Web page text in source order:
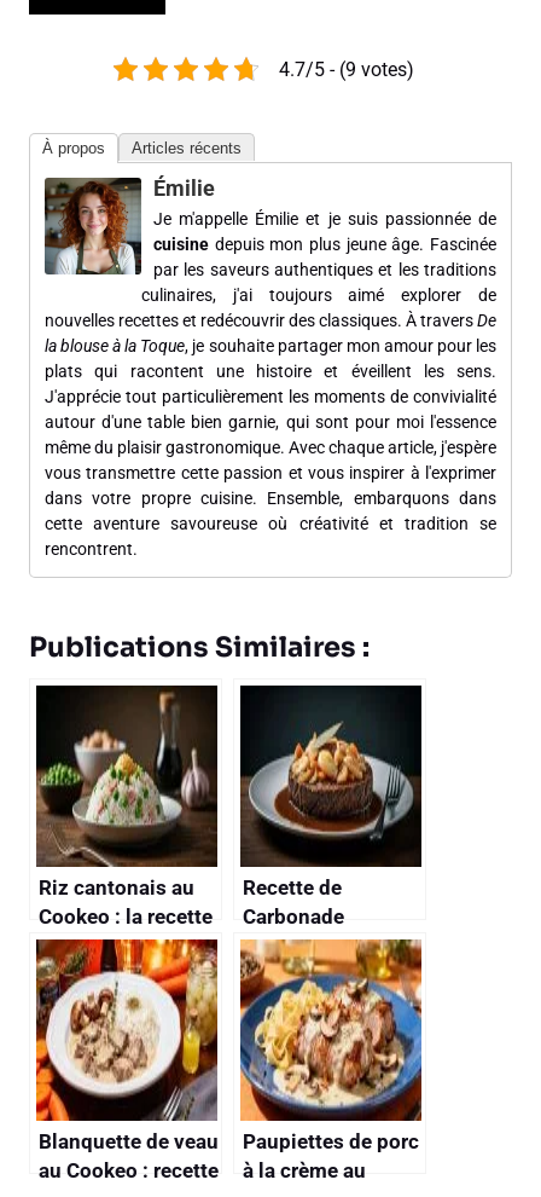
4.7/5 - (9 votes)
À propos Articles récents
Émilie
Je m'appelle Émilie et je suis passionnée de
cuisine depuis mon plus jeune âge. Fascinée
par les saveurs authentiques et les traditions
culinaires, j'ai toujours aimé explorer de
nouvelles recettes et redécouvrir des classiques. À traversDe
la blouse à la Toque, je souhaite partager mon amour pour les
plats qui racontent une histoire et éveillent les sens.
J'apprécie tout particulièrement les moments de convivialité
autour d'une table bien garnie, qui sont pour moi l'essence
même du plaisir gastronomique. Avec chaque article, j'espère
vous transmettre cette passion et vous inspirer à l'exprimer
dans votre propre cuisine. Ensemble, embarquons dans
cette aventure savoureuse où créativité et tradition se
rencontrent.
Publications Similaires :
Riz cantonais au
Cookeo : la recette
facile et rapide
Recette de
Carbonade
Flamande : plat
Traditionnel Belge
Blanquette de veau
au Cookeo : recette
Paupiettes de porc
à la crème au